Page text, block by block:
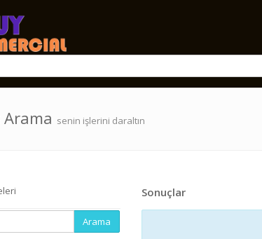
Arama senin işlerini daraltın
Arama
Sonuçlar